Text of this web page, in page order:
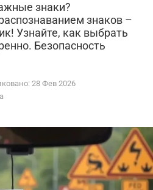
знаки?
знаков –
Узнайте, как выбрать
Безопасность
28 Фев 2026